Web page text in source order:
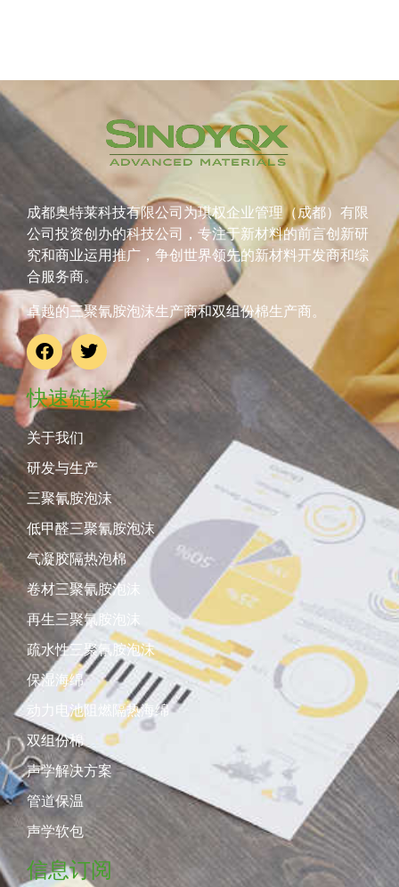
成都奥特莱科技有限公司为琪权企业管理（成都）有限
公司投资创办的科技公司，专注于新材料的前言创新研
究和商业运用推广，争创世界领先的新材料开发商和综
合服务商。
卓越的三聚氰胺泡沫生产商和双组份棉生产商。
快速链接
关于我们
研发与生产
三聚氰胺泡沫
低甲醛三聚氰胺泡沫
气凝胶隔热泡棉
卷材三聚氰胺泡沫
再生三聚氰胺泡沫
疏水性三聚氰胺泡沫
保湿海绵
动力电池阻燃隔热海绵
双组份棉
声学解决方案
管道保温
声学软包
信息订阅